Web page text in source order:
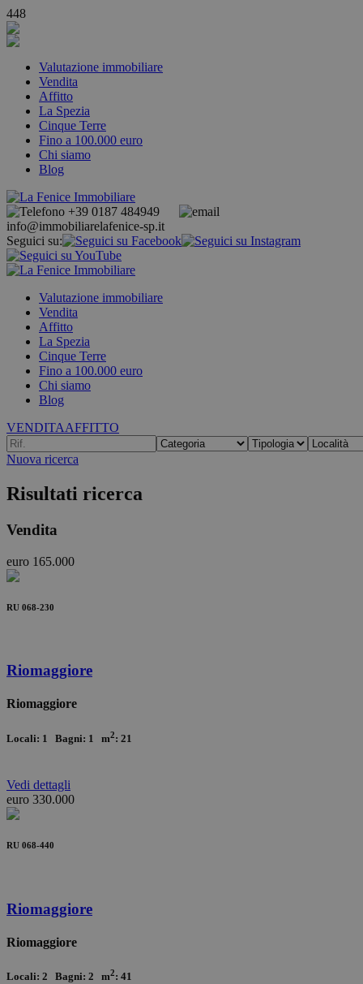
448
Valutazione immobiliare
Vendita
Affitto
La Spezia
Cinque Terre
Fino a 100.000 euro
Chi siamo
Blog
+39 0187 484949
info@immobiliarelafenice-sp.it
Seguici su:
Valutazione immobiliare
Vendita
Affitto
La Spezia
Cinque Terre
Fino a 100.000 euro
Chi siamo
Blog
VENDITAAFFITTO
Nuova ricerca
Risultati ricerca
Vendita
euro 165.000
RU 068-230
Riomaggiore
Riomaggiore
Locali: 1 Bagni: 1 m2: 21
Vedi dettagli
euro 330.000
RU 068-440
Riomaggiore
Riomaggiore
Locali: 2 Bagni: 2 m2: 41